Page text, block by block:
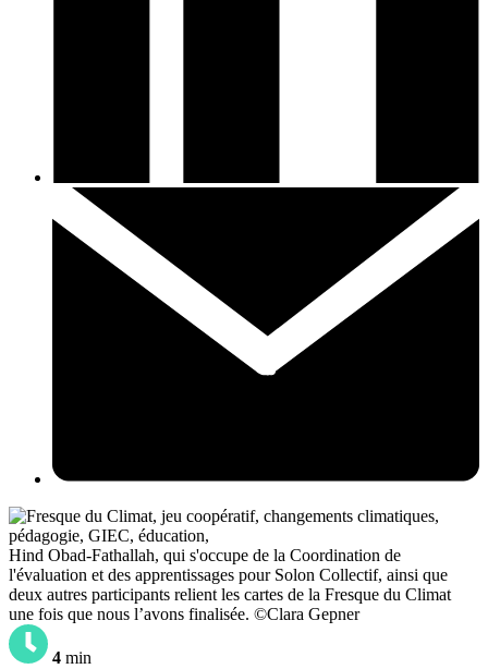
Hind Obad-Fathallah, qui s'occupe de la Coordination de
l'évaluation et des apprentissages pour Solon Collectif, ainsi que
deux autres participants relient les cartes de la Fresque du Climat
une fois que nous l’avons finalisée. ©Clara Gepner
4 min